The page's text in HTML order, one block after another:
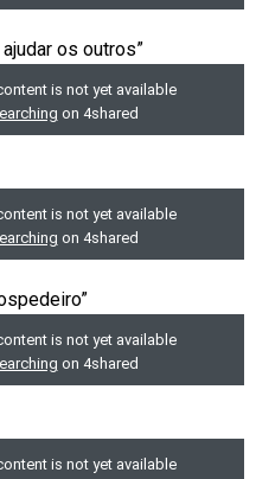
os outros”